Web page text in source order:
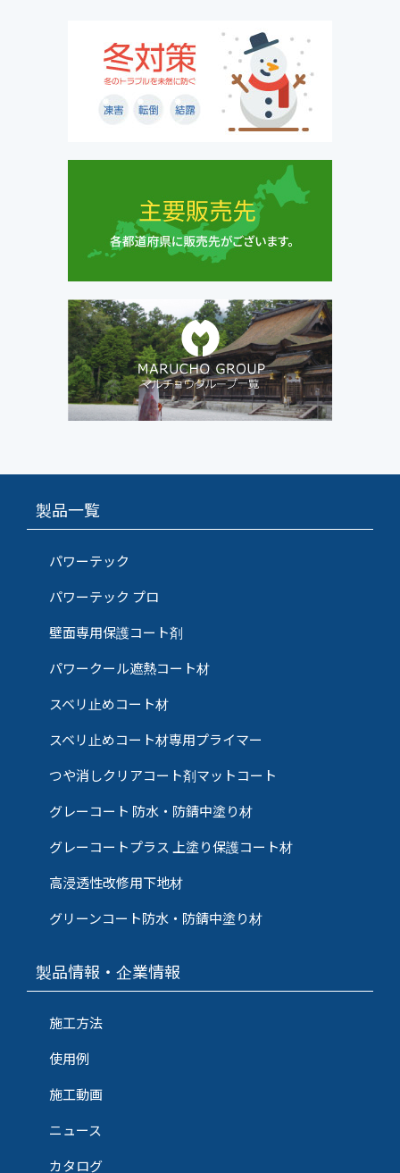
製品一覧
パワーテック
パワーテック プロ
壁面専用保護コート剤
パワークール遮熱コート材
スベリ止めコート材
スベリ止めコート材専用プライマー
つや消しクリアコート剤マットコート
グレーコート 防水・防錆中塗り材
グレーコートプラス 上塗り保護コート材
高浸透性改修用下地材
グリーンコート防水・防錆中塗り材
製品情報・企業情報
施工方法
使用例
施工動画
ニュース
カタログ